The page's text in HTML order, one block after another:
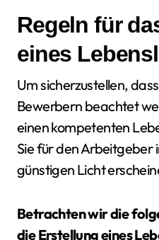
Regeln für
eines
Um sicherzustellen,
Bewerbern beachtet
einen kompetenten
Sie für den Arbeitgeber
günstigen Licht
Betrachten wir die
die Erstellung eines